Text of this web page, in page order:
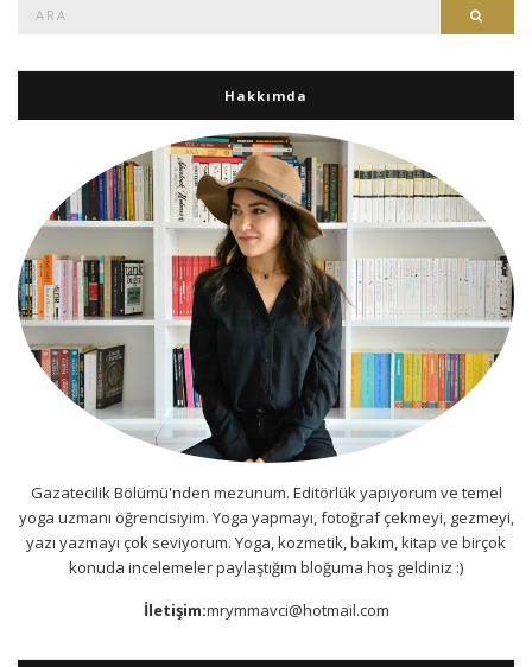
Hakkımda
Gazatecilik Bölümü'nden mezunum. Editörlük yapıyorum ve temel
yoga uzmanı öğrencisiyim. Yoga yapmayı, fotoğraf çekmeyi, gezmeyi,
yazı yazmayı çok seviyorum. Yoga, kozmetik, bakım, kitap ve birçok
konuda incelemeler paylaştığım bloğuma hoş geldiniz :)
İletişim:mrymmavci@hotmail.com